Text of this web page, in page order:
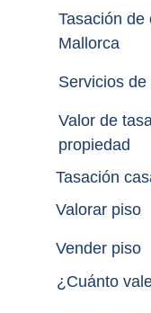
Tasación de
Mallorca
Servicios de
Valor de
propiedad
Tasación
Valorar piso
¿Cuánto
Vender piso